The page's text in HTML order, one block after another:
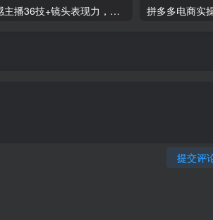
情感主播36技+镜头表现力，辅导你0-1做月销百万的情感主播
提交评